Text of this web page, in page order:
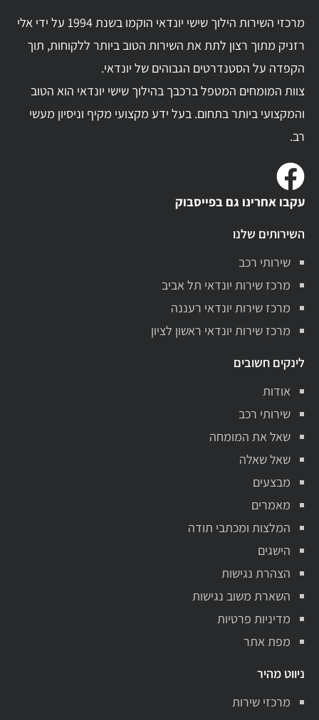
מרכזי השירות הילוך שישי יונדאי הוקמו בשנת 1994 על ידי אלי
רזניק מתוך רצון לתת את השירות הטוב ביותר ללקוחות, תוך
הקפדה על הסטנדרטים הגבוהים של יונדאי.
צוות המומחים המטפל ברכבך בהילוך שישי יונדאי הוא הטוב
והמקצועי ביותר בתחום. בעל ידע מקצועי מקיף וניסיון מעשי
רב.
עקבו אחרינו גם בפייסבוק
השירותים שלנו
שירותי רכב
מרכז שירות יונדאי תל אביב
מרכז שירות יונדאי רעננה
מרכז שירות יונדאי ראשון לציון
לינקים חשובים
אודות
שירותי רכב
שאל את המומחה
שאל שאלה
מבצעים
מאמרים
המלצות ומכתבי תודה
הישגים
הצהרת נגישות
השארת משוב נגישות
מדיניות פרטיות
מפת אתר
ניווט מהיר
מרכזי שירות